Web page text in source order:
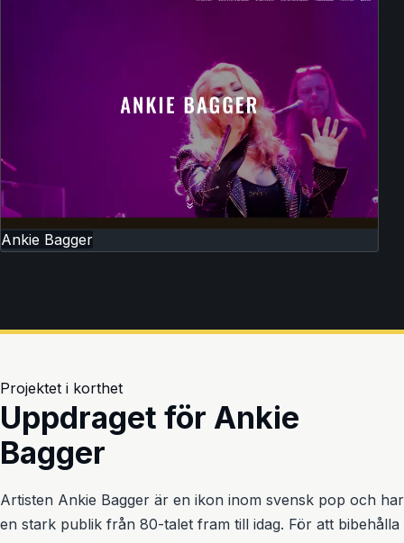
Ankie Bagger
Projektet i korthet
Uppdraget för Ankie
Bagger
Artisten Ankie Bagger är en ikon inom svensk pop och har
en stark publik från 80-talet fram till idag. För att bibehålla